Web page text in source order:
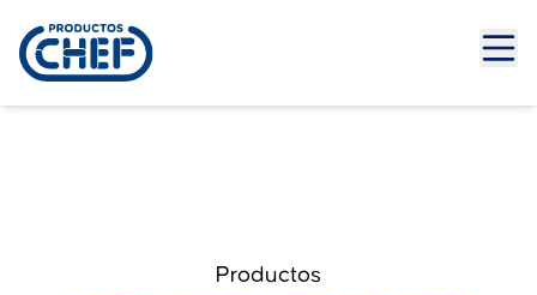
Productos